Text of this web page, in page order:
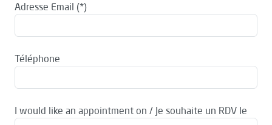
Adresse Email
Téléphone
I would like an appointment on / Je souhaite un RDV le